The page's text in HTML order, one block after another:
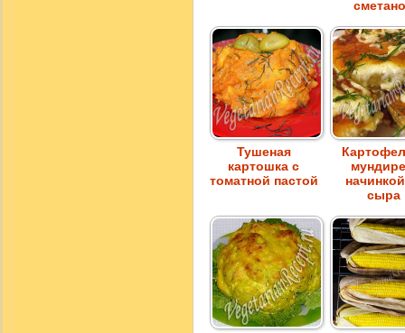
Тушеная
картошка с
томатной пастой
сыра